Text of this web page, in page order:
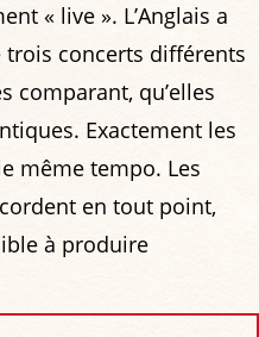
« live ». L’Anglais a
trois concerts différents
comparant, qu’elles
Exactement les
même tempo. Les
en tout point,
à produire